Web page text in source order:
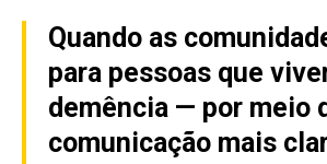
Quando as
para pessoas que
demência — por meio
comunicação mais